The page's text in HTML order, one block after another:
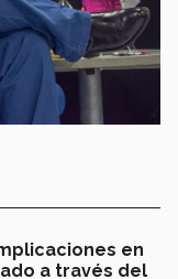
en
a través del